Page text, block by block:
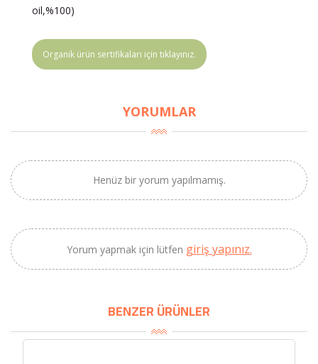
oil,%100)
Organik ürün sertifikaları için tıklayınız.
YORUMLAR
Henüz bir yorum yapılmamış.
Yorum yapmak için lütfen giriş yapınız.
BENZER ÜRÜNLER
BU HAFTANIN PLANLI İNDİRİMİ
2690,00 TL
Kaan Olgun Hasat